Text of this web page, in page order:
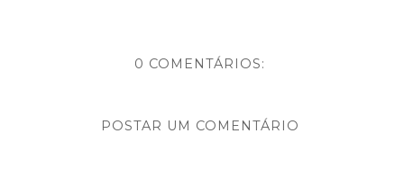
0 COMENTÁRIOS:
POSTAR UM COMENTÁRIO